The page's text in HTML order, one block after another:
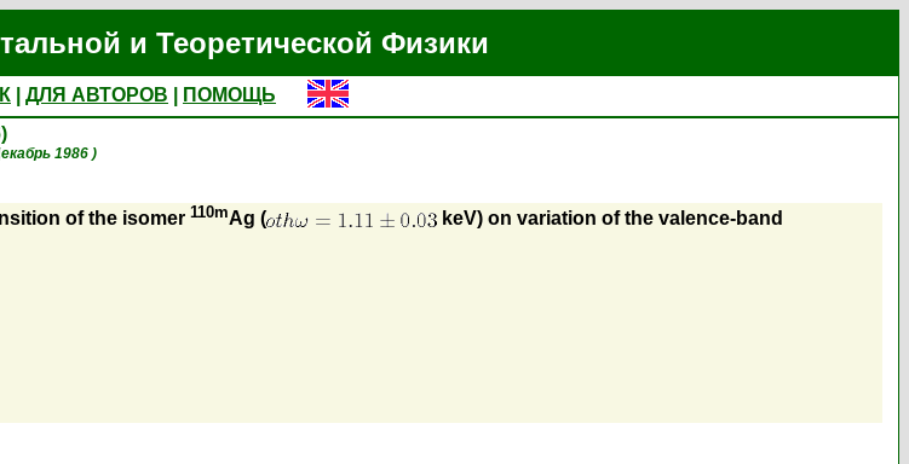
и Теоретической Физики
ДЛЯ АВТОРОВ
ПОМОЩЬ
1986 )
of the isomer 110mAg (
keV) on variation of the valence-band